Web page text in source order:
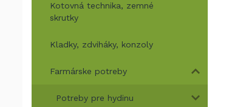
Kotovná technika, zemné
skrutky
Kladky, zdviháky, konzoly
Farmárske potreby
Potreby pre hydinu